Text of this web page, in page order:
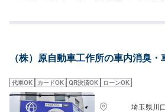
いを分解･雑菌･除去します。車内のリフレッシ
異なります。革製シート車には施工できません
車をご利用ください。※代車の燃料代はお客様に
<定休日・営業時間>定休日：年中無休（大型連
9:00~21:00
（株）原自動車工作所の車内消臭
代車OK カードOK QR決済OK ローンOK
埼玉県川